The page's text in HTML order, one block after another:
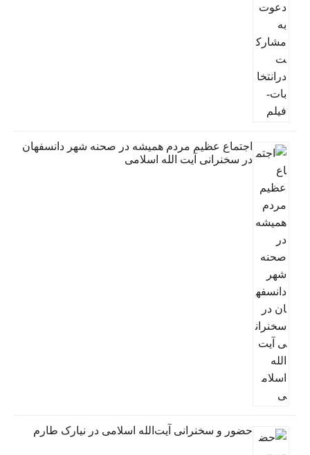
اجتماع عظیم مردم همیشه در صحنه شهر دانسفهان
در سخنرانی آیت الله اسلامی
حضور و سخنرانی آیت‌الله اسلامی در نیارک طارم